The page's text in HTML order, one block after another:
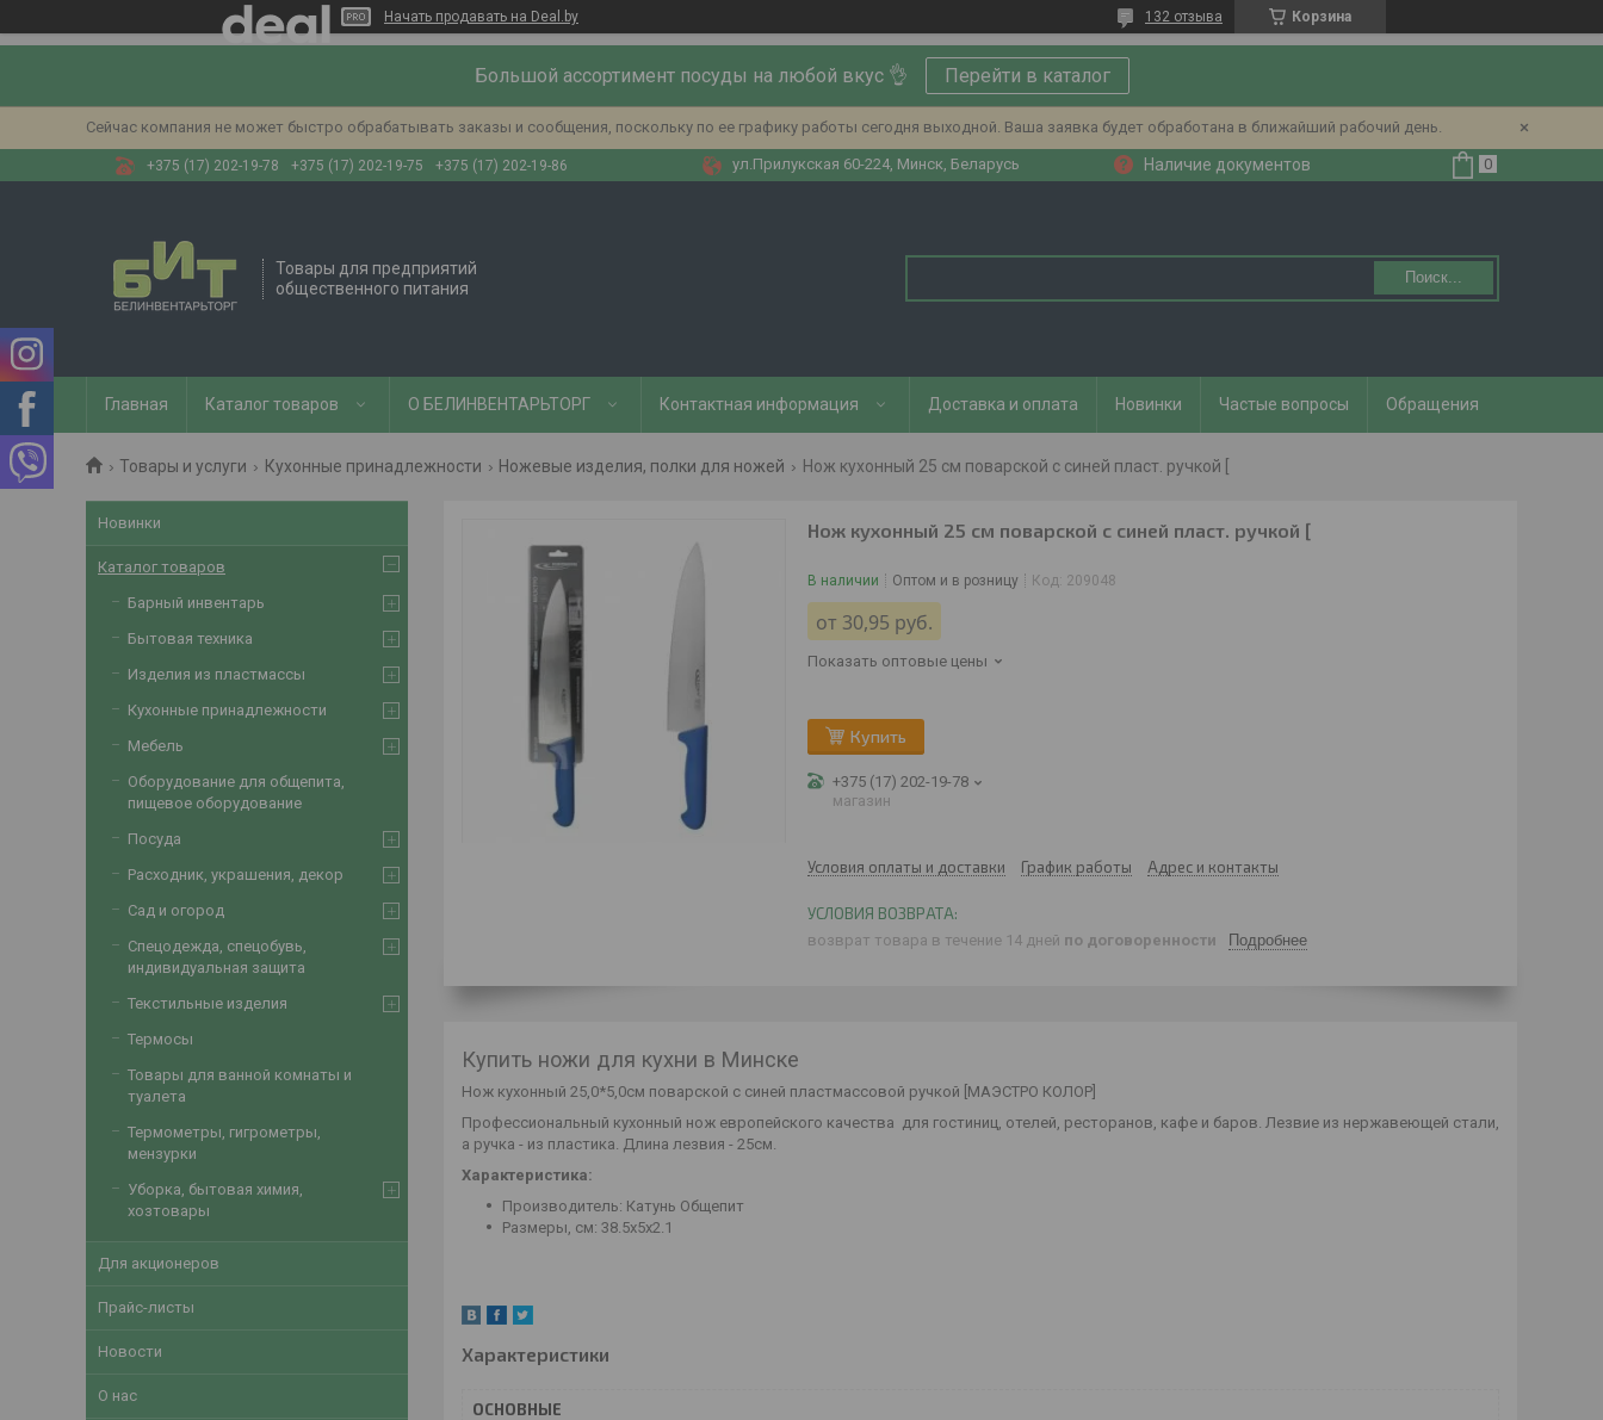
Начать продавать на Deal.by Корзина
132 отзыва
Большой ассортимент посуды на любой вкус 👌 Перейти в каталог
Сейчас компания не может быстро обрабатывать заказы и сообщения, поскольку по ее графику работы сегодня выходной. Ваша заявка будет обработана в ближайший рабочий день.
+375 (17) 202-19-78 +375 (17) 202-19-75 +375 (17) 202-19-86 ул.Прилукская 60-224, Минск, Беларусь Наличие документов
Товары для предприятий
общественного питания
Поиск...
Главная Каталог товаров О БЕЛИНВЕНТАРЬТОРГ Контактная информация Доставка и оплата Новинки Частые вопросы Обращения
Товары и услуги Кухонные принадлежности Ножевые изделия, полки для ножей Нож кухонный 25 см поварской с синей пласт. ручкой [
Нож кухонный 25 см поварской с синей пласт. ручкой [
В наличии Оптом и в розницу Код: 209048
от 30,95 руб.
Показать оптовые цены
Купить
+375 (17) 202-19-78
магазин
Условия оплаты и доставки График работы Адрес и контакты
возврат товара в течение 14 дней по договоренности Подробнее
Купить ножи для кухни в Минске
Нож кухонный 25,0*5,0см поварской с синей пластмассовой ручкой [МАЭСТРО КОЛОР]
Профессиональный кухонный нож европейского качества для гостиниц, отелей, ресторанов, кафе и баров. Лезвие из нержавеющей стали,
а ручка - из пластика. Длина лезвия - 25см.
Характеристика:
Производитель: Катунь Общепит
Размеры, см: 38.5x5x2.1
Характеристики
ОСНОВНЫЕ
Новинки
Каталог товаров
Барный инвентарь
Бытовая техника
Изделия из пластмассы
Кухонные принадлежности
Мебель
Оборудование для общепита,
пищевое оборудование
Посуда
Расходник, украшения, декор
Сад и огород
Спецодежда, спецобувь,
индивидуальная защита
Текстильные изделия
Термосы
Товары для ванной комнаты и
туалета
Термометры, гигрометры,
мензурки
Уборка, бытовая химия,
хозтовары
Для акционеров
Прайс-листы
Новости
О нас